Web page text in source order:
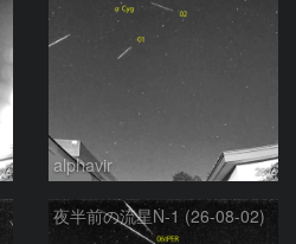
alphavir
夜半前の流星N-1 (26-08-02)